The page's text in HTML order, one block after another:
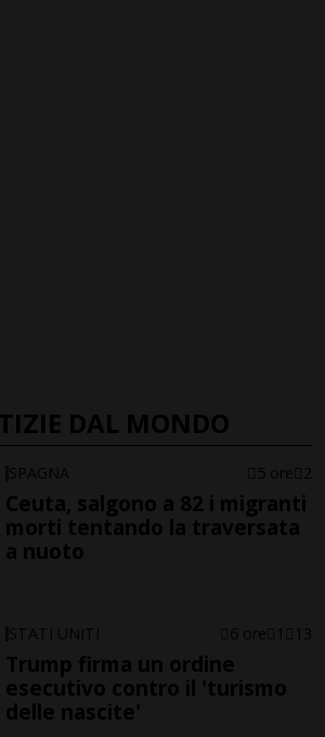
DAL MONDO
SPAGNA 5 ore 2
Ceuta, salgono a 82 i migranti
morti tentando la traversata
a nuoto
STATI UNITI 6 ore 1 13
Trump firma un ordine
esecutivo contro il 'turismo
delle nascite'